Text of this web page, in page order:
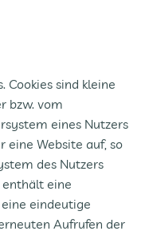
Cookies sind kleine
bzw. vom
eines Nutzers
eine Website auf, so
des Nutzers
enthält eine
eindeutige
Aufrufen der